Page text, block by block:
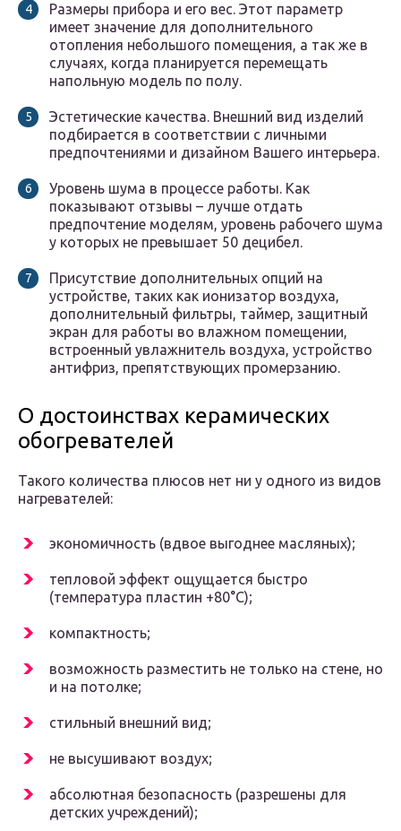
Размеры прибора и его вес. Этот параметр
имеет значение для дополнительного
отопления небольшого помещения, а так же в
случаях, когда планируется перемещать
напольную модель по полу.
Эстетические качества. Внешний вид изделий
подбирается в соответствии с личными
предпочтениями и дизайном Вашего интерьера.
Уровень шума в процессе работы. Как
показывают отзывы – лучше отдать
предпочтение моделям, уровень рабочего шума
у которых не превышает 50 децибел.
Присутствие дополнительных опций на
устройстве, таких как ионизатор воздуха,
дополнительный фильтры, таймер, защитный
экран для работы во влажном помещении,
встроенный увлажнитель воздуха, устройство
антифриз, препятствующих промерзанию.
О достоинствах керамических
обогревателей
Такого количества плюсов нет ни у одного из видов
нагревателей:
экономичность (вдвое выгоднее масляных);
тепловой эффект ощущается быстро
(температура пластин +80°C);
компактность;
возможность разместить не только на стене, но
и на потолке;
стильный внешний вид;
не высушивают воздух;
абсолютная безопасность (разрешены для
детских учреждений);